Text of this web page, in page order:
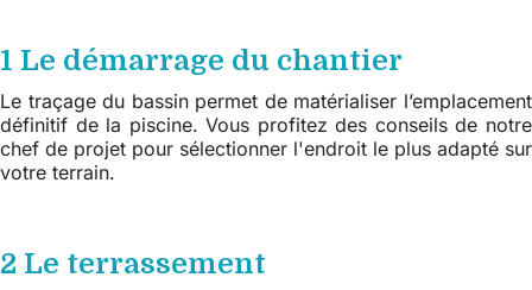
1 Le démarrage du chantier
Le traçage du bassin permet de matérialiser l’emplacement
définitif de la piscine. Vous profitez des conseils de notre
chef de projet pour sélectionner l'endroit le plus adapté sur
votre terrain.
2 Le terrassement